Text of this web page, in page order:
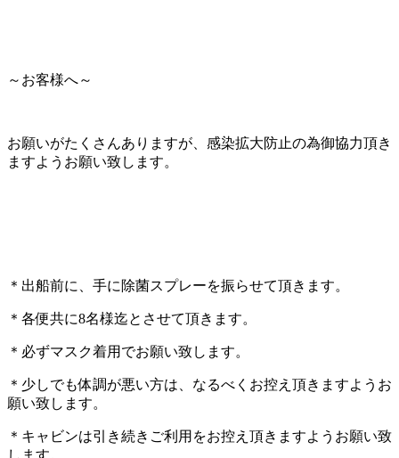
～お客様へ～
お願いがたくさんありますが、感染拡大防止の為御協力頂き
ますようお願い致します。
＊出船前に、手に除菌スプレーを振らせて頂きます。
＊各便共に8名様迄とさせて頂きます。
＊必ずマスク着用でお願い致します。
＊少しでも体調が悪い方は、なるべくお控え頂きますようお
願い致します。
＊キャビンは引き続きご利用をお控え頂きますようお願い致